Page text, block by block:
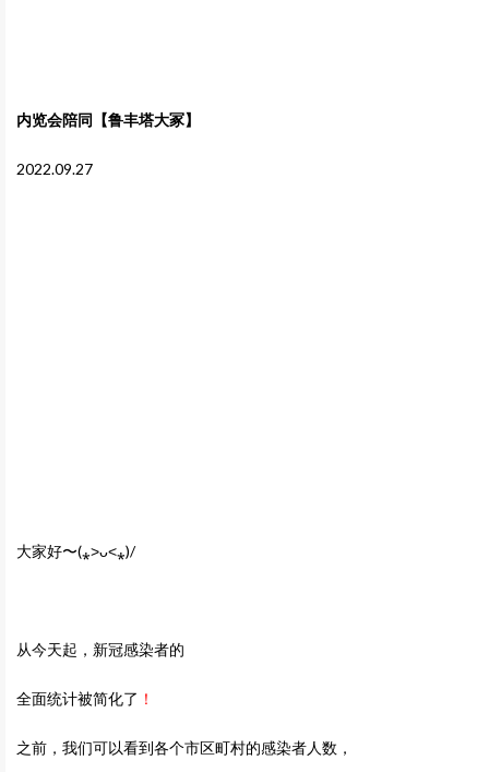
内览会陪同【鲁丰塔大冢】
2022.09.27
大家好〜(⁎˃ᴗ˂⁎)/
从今天起，新冠感染者的
全面统计被简化了 ！
之前，我们可以看到各个市区町村的感染者人数，